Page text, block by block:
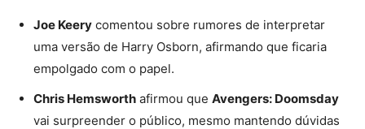
Joe Keery comentou sobre rumores de interpretar
uma versão de Harry Osborn, afirmando que ficaria
empolgado com o papel.
Chris Hemsworth afirmou que Avengers: Doomsday
vai surpreender o público, mesmo mantendo dúvidas